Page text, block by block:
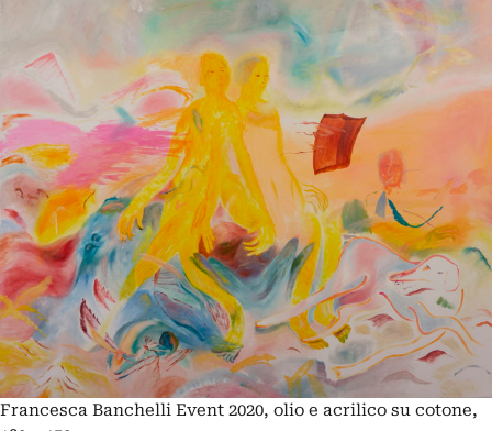
Francesca Banchelli Event 2020, olio e acrilico su cotone,